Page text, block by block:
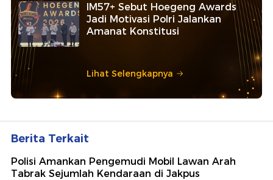
IM57+ Sebut Hoegeng Awards
Jadi Motivasi Polri Jalankan
Amanat Konstitusi
Lihat Selengkapnya
Berita Terkait
Polisi Amankan Pengemudi Mobil Lawan Arah
Tabrak Sejumlah Kendaraan di Jakpus